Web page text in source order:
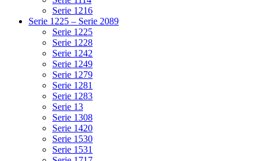
Serie 1216
Serie 1225 – Serie 2089
Serie 1225
Serie 1228
Serie 1242
Serie 1249
Serie 1279
Serie 1281
Serie 1283
Serie 13
Serie 1308
Serie 1420
Serie 1530
Serie 1531